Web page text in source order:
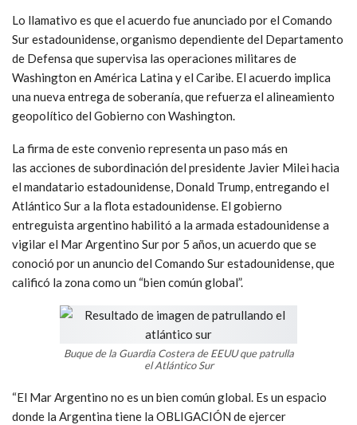
Lo llamativo es que el acuerdo fue anunciado por el Comando
Sur estadounidense, organismo dependiente del Departamento
de Defensa que supervisa las operaciones militares de
Washington en América Latina y el Caribe. El acuerdo implica
una nueva entrega de soberanía, que refuerza el alineamiento
geopolítico del Gobierno con Washington.
La firma de este convenio representa un paso más en
las acciones de subordinación del presidente Javier Milei hacia
el mandatario estadounidense, Donald Trump, entregando el
Atlántico Sur a la flota estadounidense. El gobierno
entreguista argentino habilitó a la armada estadounidense a
vigilar el Mar Argentino Sur por 5 años, un acuerdo que se
conoció por un anuncio del Comando Sur estadounidense, que
calificó la zona como un “bien común global”.
Buque de la Guardia Costera de EEUU que patrulla
el Atlántico Sur
“El Mar Argentino no es un bien común global. Es un espacio
donde la Argentina tiene la OBLIGACIÓN de ejercer